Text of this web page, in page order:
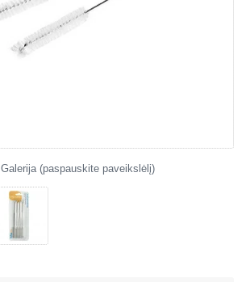
Galerija (paspauskite paveikslėlį)